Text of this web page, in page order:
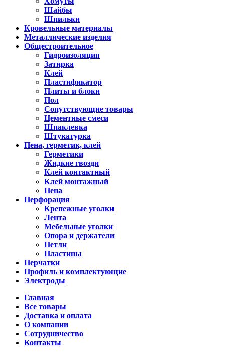
Шайбы
Шпильки
Кровельные материалы
Металлические изделия
Общестроительное
Гидроизоляция
Затирка
Клей
Пластификатор
Плиты и блоки
Пол
Сопутствующие товары
Цементные смеси
Шпаклевка
Штукатурка
Пена, герметик, клей
Герметики
Жидкие гвозди
Клей контактный
Клей монтажный
Пена
Перфорация
Крепежные уголки
Лента
Мебельные уголки
Опора и держатели
Петли
Пластины
Перчатки
Профиль и комплектующие
Электроды
Главная
Все товары
Доставка и оплата
О компании
Сотрудничество
Контакты